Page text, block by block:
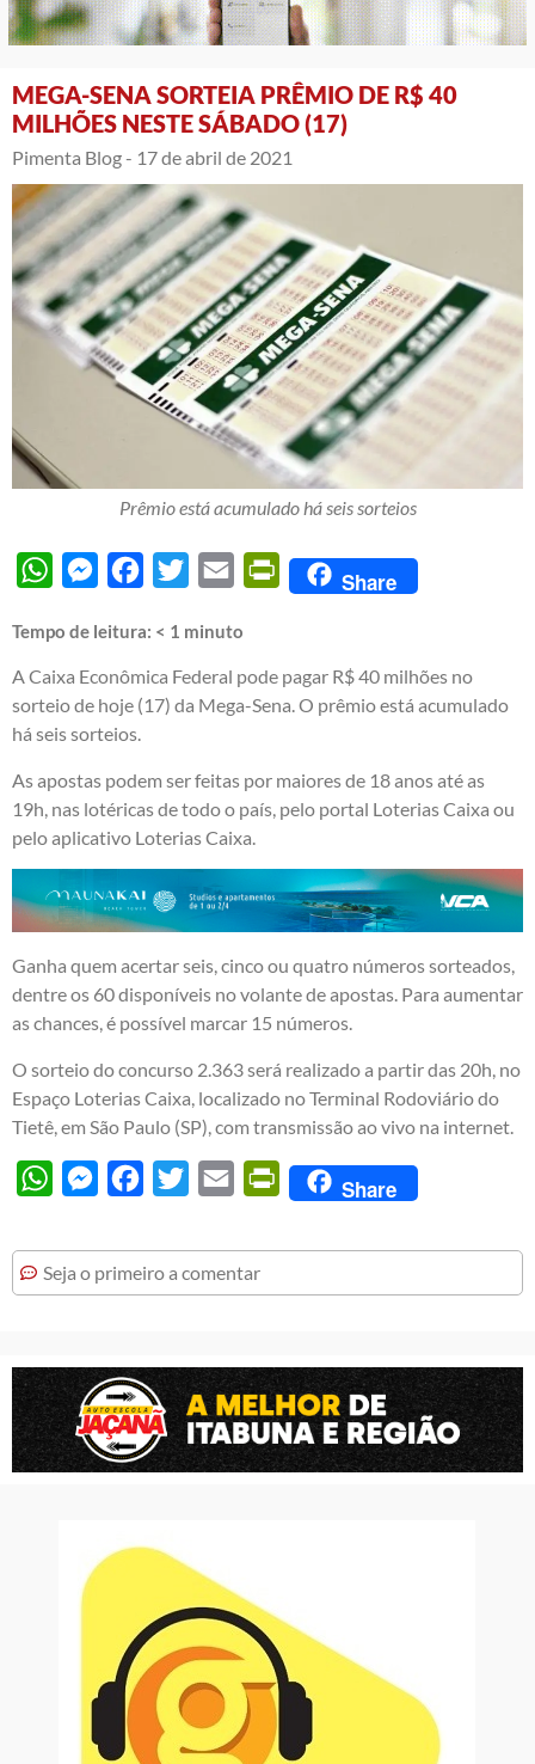
MEGA-SENA SORTEIA PRÊMIO DE R$ 40
MILHÕES NESTE SÁBADO (17)
Pimenta Blog - 17 de abril de 2021
Prêmio está acumulado há seis sorteios
WhatsAppMessengerFacebook
Twitter Email PrintFriendly
Share
Tempo de leitura: < 1 minuto
A Caixa Econômica Federal pode pagar R$ 40 milhões no
sorteio de hoje (17) da Mega-Sena. O prêmio está acumulado
há seis sorteios.
As apostas podem ser feitas por maiores de 18 anos até as
19h, nas lotéricas de todo o país, pelo portal Loterias Caixa ou
pelo aplicativo Loterias Caixa.
Ganha quem acertar seis, cinco ou quatro números sorteados,
dentre os 60 disponíveis no volante de apostas. Para aumentar
as chances, é possível marcar 15 números.
O sorteio do concurso 2.363 será realizado a partir das 20h, no
Espaço Loterias Caixa, localizado no Terminal Rodoviário do
Tietê, em São Paulo (SP), com transmissão ao vivo na internet.
WhatsAppMessengerFacebook
Twitter Email PrintFriendly
Share
Seja o primeiro a comentar